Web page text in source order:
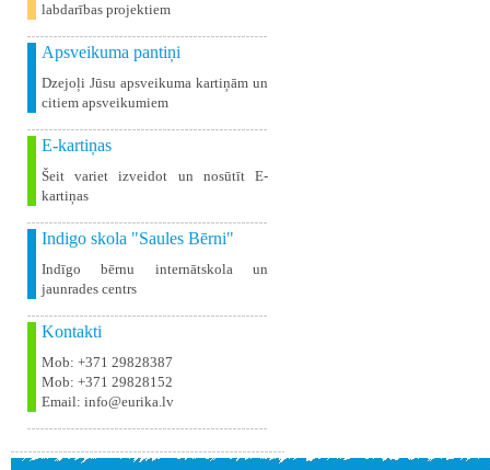
labdarības projektiem
Apsveikuma pantiņi
Dzejoļi Jūsu apsveikuma kartiņām un
citiem apsveikumiem
E-kartiņas
Šeit variet izveidot un nosūtīt E-
kartiņas
Indigo skola "Saules Bērni"
Indīgo bērnu internātskola un
jaunrades centrs
Kontakti
Mob: +371 29828387
Mob: +371 29828152
Email: info@eurika.lv